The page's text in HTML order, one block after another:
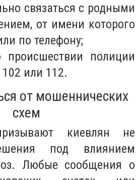
связаться с родными
от имени которого
по телефону;
происшествии полиции
или 112.
от мошеннических
схем
киевлян не
под влиянием
Любые сообщения о